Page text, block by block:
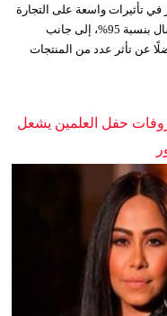
تأثيرات واسعة على التجارة
العالمية، مع تراجع صادرات الغاز الطبيعي المسال بنسبة 95%، إلى جانب
أسمدة اليوريا بنسبة 83%، فضلًا عن تأثر عدد من المنتجات
حفل العلمين يشعل